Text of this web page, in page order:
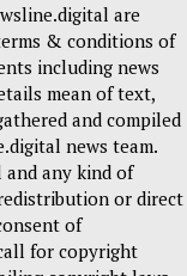
are
& conditions of
including news
mean of text,
and compiled
news team.
any kind of
or direct
of
for copyright